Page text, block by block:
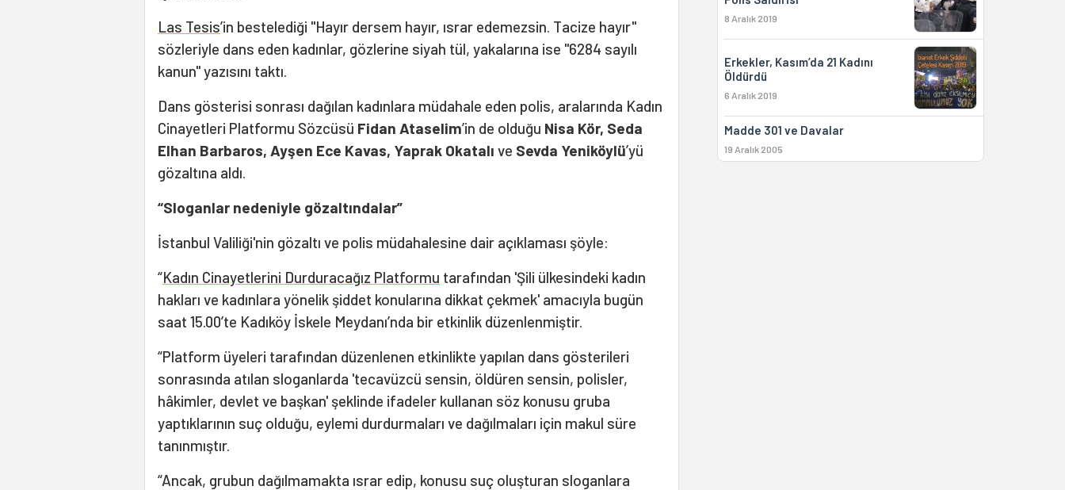
Las Tesis’in bestelediği "Hayır dersem hayır, ısrar edemezsin. Tacize hayır"
sözleriyle dans eden kadınlar, gözlerine siyah tül, yakalarına ise "6284 sayılı
kanun" yazısını taktı.
Dans gösterisi sonrası dağılan kadınlara müdahale eden polis, aralarında Kadın
Cinayetleri Platformu Sözcüsü Fidan Ataselim’in de olduğu Nisa Kör, Seda
Elhan Barbaros, Ayşen Ece Kavas, Yaprak Okatalı ve Sevda Yeniköylü’yü
gözaltına aldı.
“Sloganlar nedeniyle gözaltındalar”
İstanbul Valiliği'nin gözaltı ve polis müdahalesine dair açıklaması şöyle:
“Kadın Cinayetlerini Durduracağız Platformu tarafından 'Şili ülkesindeki kadın
hakları ve kadınlara yönelik şiddet konularına dikkat çekmek' amacıyla bugün
saat 15.00’te Kadıköy İskele Meydanı’nda bir etkinlik düzenlenmiştir.
“Platform üyeleri tarafından düzenlenen etkinlikte yapılan dans gösterileri
sonrasında atılan sloganlarda 'tecavüzcü sensin, öldüren sensin, polisler,
hâkimler, devlet ve başkan' şeklinde ifadeler kullanan söz konusu gruba
yaptıklarının suç olduğu, eylemi durdurmaları ve dağılmaları için makul süre
tanınmıştır.
“Ancak, grubun dağılmamakta ısrar edip, konusu suç oluşturan sloganlara
8 Aralık 2019
Erkekler, Kasım’da 21 Kadını
Öldürdü
6 Aralık 2019
Madde 301 ve Davalar
19 Aralık 2005